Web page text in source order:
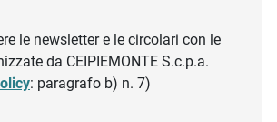
le newsletter e le circolari con le
da CEIPIEMONTE S.c.p.a.
: paragrafo b) n. 7)